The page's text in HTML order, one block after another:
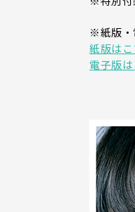
※紙版・
紙版は
電子版